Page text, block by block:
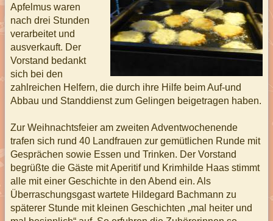
Apfelmus waren
nach drei Stunden
verarbeitet und
ausverkauft. Der
Vorstand bedankt
sich bei den
zahlreichen Helfern, die durch ihre Hilfe beim Auf-und
Abbau und Standdienst zum Gelingen beigetragen haben.
Zur Weihnachtsfeier am zweiten Adventwochenende
trafen sich rund 40 Landfrauen zur gemütlichen Runde mit
Gesprächen sowie Essen und Trinken. Der Vorstand
begrüßte die Gäste mit Aperitif und Krimhilde Haas stimmt
alle mit einer Geschichte in den Abend ein. Als
Überraschungsgast wartete Hildegard Bachmann zu
späterer Stunde mit kleinen Geschichten „mal heiter und